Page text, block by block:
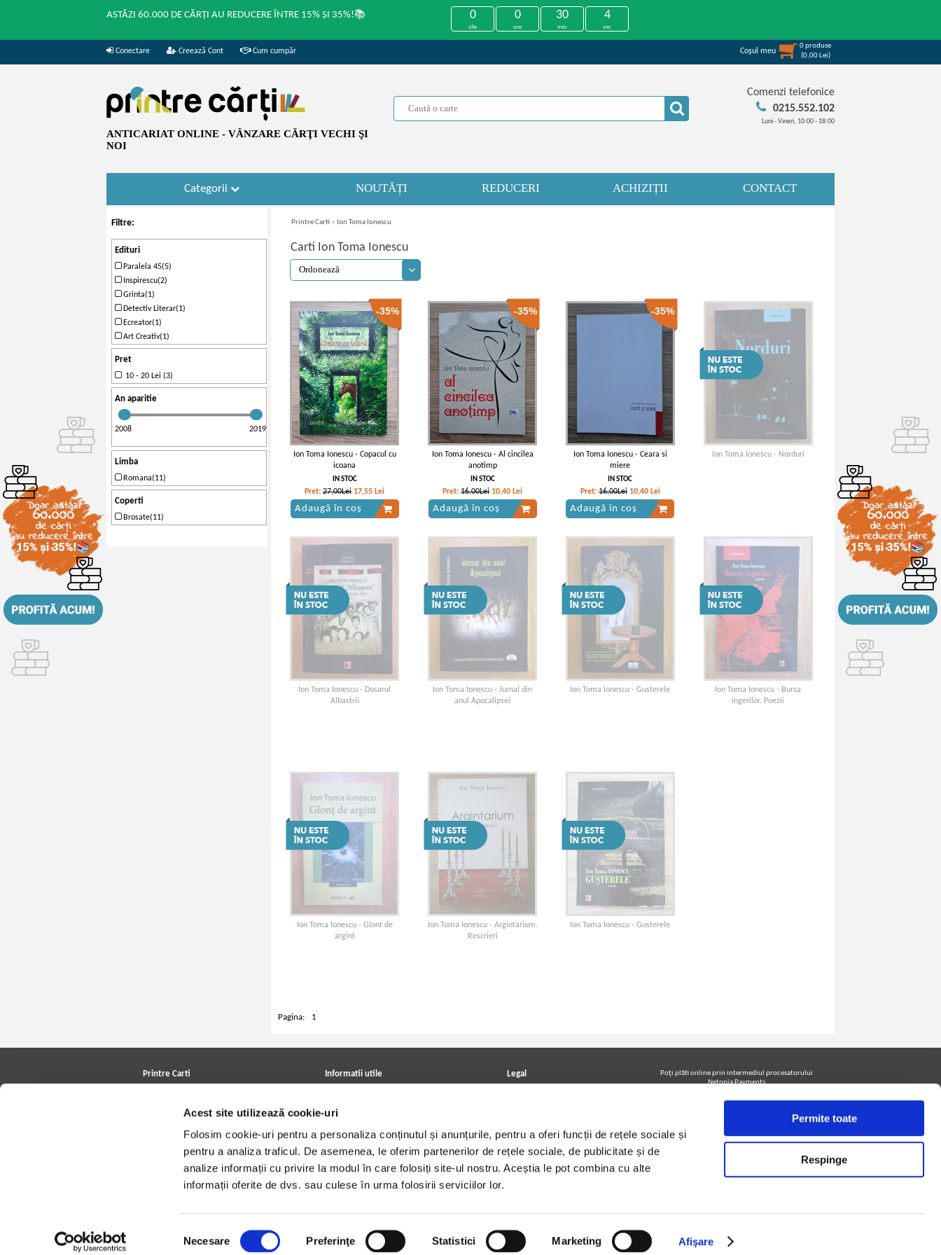
Acest site utilizează cookie-uri
Folosim cookie-uri pentru a personaliza conținutul și anunțurile, pentru a oferi funcții de rețele sociale și
pentru a analiza traficul. De asemenea, le oferim partenerilor de rețele sociale, de publicitate și de
analize informații cu privire la modul în care folosiți site-ul nostru. Aceștia le pot combina cu alte
informații oferite de dvs. sau culese în urma folosirii serviciilor lor.
consimțământului
Necesare Preferinţe Statistici Marketing Afişare
Permite toate
Respinge
ASTĂZI 60.000 DE CĂRȚI AU REDUCERE ÎNTRE 15% ȘI 35%!📚 0
zile
0
ore
30
min
4
sec
Conectare Creează Cont Cum cumpăr Coşul meu
0produse
(0,00 Lei)
ANTICARIAT ONLINE - VÂNZARE CĂRŢI VECHI ŞI
NOI
Comenzi telefonice
0215.552.102
Luni - Vineri, 10:00 - 18:00
Categorii NOUTĂȚI REDUCERI ACHIZIȚII CONTACT
Filtre:
Edituri
Paralela 45(5)
Inspirescu(2)
Grinta(1)
Detectiv Literar(1)
Ecreator(1)
Art Creativ(1)
Pret
10 - 20 Lei (3)
An aparitie
2008 2019
Limba
Romana(11)
Coperti
Brosate(11)
Printre Carti » Ion Toma Ionescu
Carti Ion Toma Ionescu
-35%
Ion Toma Ionescu - Copacul cu
icoana
IN STOC
Pret:27,00Lei 17,55 Lei
Adaugă în coș
-35%
Ion Toma Ionescu - Al cincilea
anotimp
IN STOC
Pret:16,00Lei 10,40 Lei
Adaugă în coș
-35%
Ion Toma Ionescu - Ceara si
miere
IN STOC
Pret: 16,00Lei 10,40 Lei
Adaugă în coș
Ion Toma Ionescu - Norduri
Ion Toma Ionescu - Dosarul
Albastrii
Ion Toma Ionescu - Jurnal din
anul Apocalipsei
Ion Toma Ionescu - Gusterele
Ion Toma Ionescu - Bursa
ingerilor. Poezii
Ion Toma Ionescu - Glont de
argint
Ion Toma Ionescu - Argintarium.
Rescrieri
Ion Toma Ionescu - Gusterele
Pagina: 1
Printre Carti
Cele mai căutate cărți
Cărţi sub 5 lei
Cărţi sub 8 lei
Informatii utile
Contact
Politica de livrare
Retur comenzi
Legal
Utilizare cookie-uri
Poţi plăti online prin intermediul procesatorului
Netopia Payments
Urmăreşte-ne pe facebook pentru a fi la curent cu
promoţiile PrintreCarti.ro
Copyright © 2014-2026PrintreCarti.ro